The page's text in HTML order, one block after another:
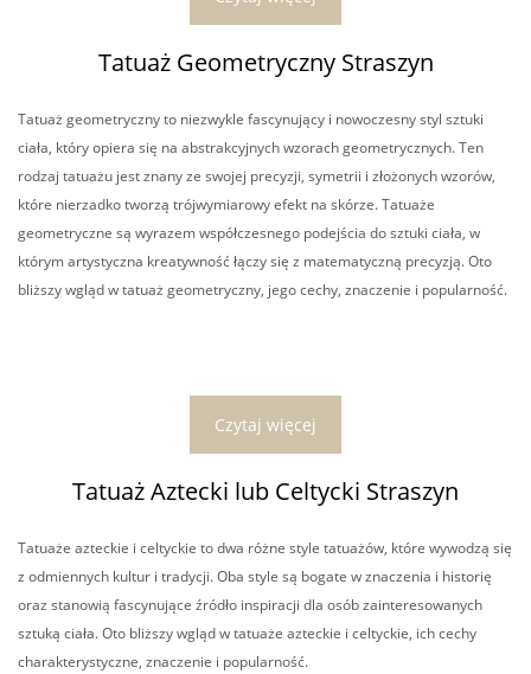
Tatuaż Geometryczny Straszyn
Tatuaż geometryczny to niezwykle fascynujący i nowoczesny styl sztuki
ciała, który opiera się na abstrakcyjnych wzorach geometrycznych. Ten
rodzaj tatuażu jest znany ze swojej precyzji, symetrii i złożonych wzorów,
które nierzadko tworzą trójwymiarowy efekt na skórze. Tatuaże
geometryczne są wyrazem współczesnego podejścia do sztuki ciała, w
którym artystyczna kreatywność łączy się z matematyczną precyzją. Oto
bliższy wgląd w tatuaż geometryczny, jego cechy, znaczenie i popularność.
Czytaj więcej
Tatuaż Aztecki lub Celtycki Straszyn
Tatuaże azteckie i celtyckie to dwa różne style tatuażów, które wywodzą się
z odmiennych kultur i tradycji. Oba style są bogate w znaczenia i historię
oraz stanowią fascynujące źródło inspiracji dla osób zainteresowanych
sztuką ciała. Oto bliższy wgląd w tatuaże azteckie i celtyckie, ich cechy
charakterystyczne, znaczenie i popularność.